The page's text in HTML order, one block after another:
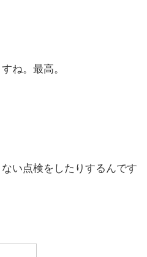
ね。最高。
い点検をしたりするんです